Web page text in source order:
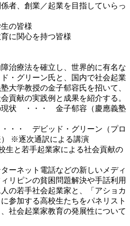
者、創業／起業を目指していらっ
の皆様
に関心を持つ皆様
治療法を確立し、世界的に有名な
・グリーン氏と、国内で社会起業
大学教授の金子郁容氏を招いて、
貢献の実践例と成果を紹介する。
現状 ・・・ 金子郁容（慶應義塾
・・ デビッド・グリーン（プロ
※逐次通訳による講演
と若手起業家による社会貢献の
ーネット電話などの新しいメディ
リピンの貧困問題解決や手話利用
の若手社会起業家と、「アショカ
参加する高校生たちをパネリスト
社会起業家教育の発展性について